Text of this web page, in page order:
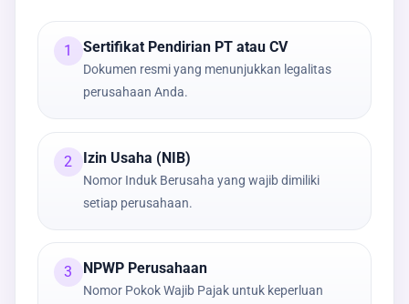
1 Sertifikat Pendirian PT atau CV
Dokumen resmi yang menunjukkan legalitas
perusahaan Anda.
2 Izin Usaha (NIB)
Nomor Induk Berusaha yang wajib dimiliki
setiap perusahaan.
3 NPWP Perusahaan
Nomor Pokok Wajib Pajak untuk keperluan